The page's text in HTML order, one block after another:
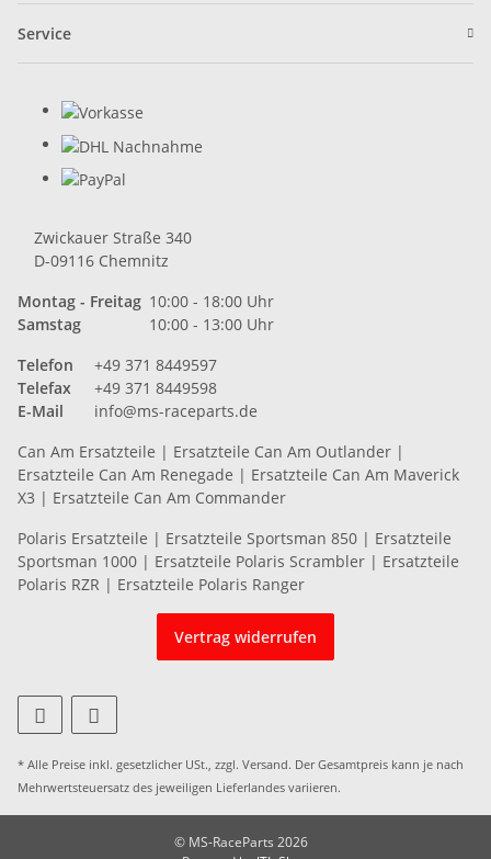
Service
Zwickauer Straße 340
D-09116 Chemnitz
Montag - Freitag 10:00 - 18:00 Uhr
Samstag
10:00 - 13:00 Uhr
Telefon
+49 371 8449597
Telefax
+49 371 8449598
E-Mail
info@ms-raceparts.de
Can Am Ersatzteile | Ersatzteile Can Am Outlander |
Ersatzteile Can Am Renegade | Ersatzteile Can Am Maverick
X3 | Ersatzteile Can Am Commander
Polaris Ersatzteile | Ersatzteile Sportsman 850 | Ersatzteile
Sportsman 1000 | Ersatzteile Polaris Scrambler | Ersatzteile
Polaris RZR | Ersatzteile Polaris Ranger
Vertrag widerrufen
* Alle Preise inkl. gesetzlicher USt., zzgl. Versand. Der Gesamtpreis kann je nach
Mehrwertsteuersatz des jeweiligen Lieferlandes variieren.
© MS-RaceParts 2026